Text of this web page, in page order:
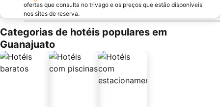
ofertas que consulta no trivago e os preços que estão disponíveis
nos sites de reserva.
Categorias de hotéis populares em
Guanajuato